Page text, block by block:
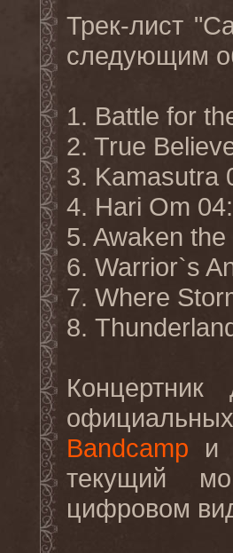
Трек-лист
следующим
1. Battle for
2. True
3. Kamasutra
4. Hari Om
5. Awaken
6. Warrior`s
7. Where
8.
Bandcamp
текущий
цифровом